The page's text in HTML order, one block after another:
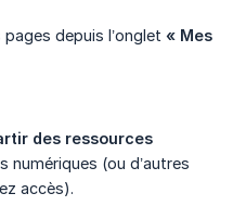
depuis l’onglet « Mes
des ressources
numériques (ou d’autres
accès).